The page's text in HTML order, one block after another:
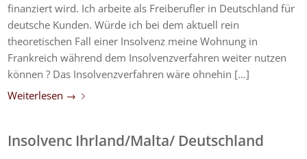
finanziert wird. Ich arbeite als Freiberufler in Deutschland für
deutsche Kunden. Würde ich bei dem aktuell rein
theoretischen Fall einer Insolvenz meine Wohnung in
Frankreich während dem Insolvenzverfahren weiter nutzen
können ? Das Insolvenzverfahren wäre ohnehin […]
Weiterlesen →
Insolvenc Ihrland/Malta/ Deutschland